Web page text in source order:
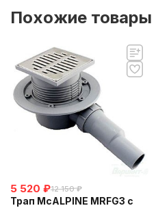
Похожие товары
5 520 ₽12 150 ₽
Трап McALPINE MRFG3 с